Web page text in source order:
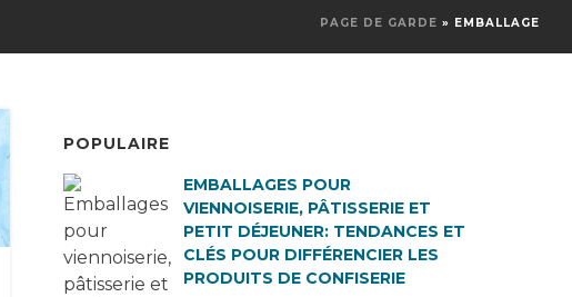
PAGE DE GARDE » EMBALLAGE
POPULAIRE
EMBALLAGES POUR
VIENNOISERIE, PÂTISSERIE ET
PETIT DÉJEUNER: TENDANCES ET
CLÉS POUR DIFFÉRENCIER LES
PRODUITS DE CONFISERIE